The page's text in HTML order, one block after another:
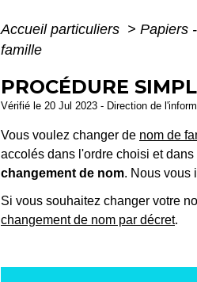
Accueil particuliers > Papiers
famille
PROCÉDURE
Vérifié le 20 Jul 2023 - Direction de
Vous voulez changer de nom de
accolés dans l'ordre choisi et
changement de nom. Nous vous
Si vous souhaitez changer votre
changement de nom par décret.